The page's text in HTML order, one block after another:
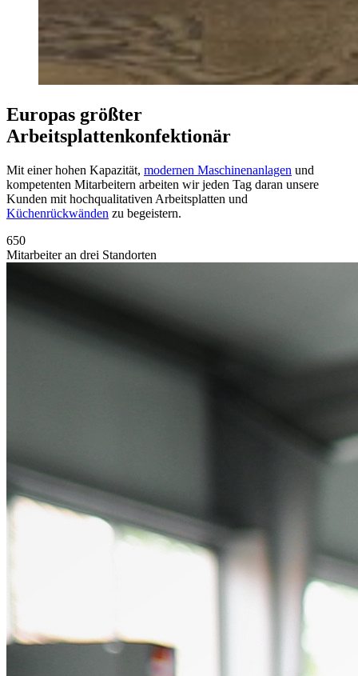
Europas größter
Arbeitsplattenkonfektionär
Mit einer hohen Kapazität, modernen Maschinenanlagen und
kompetenten Mitarbeitern arbeiten wir jeden Tag daran unsere
Kunden mit hochqualitativen Arbeitsplatten und
Küchenrückwänden zu begeistern.
650
Mitarbeiter an drei Standorten